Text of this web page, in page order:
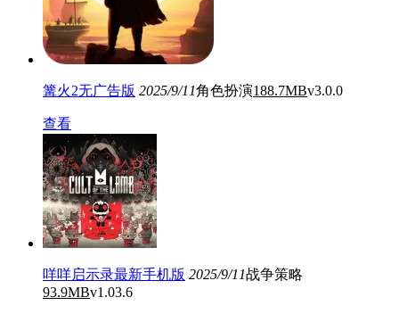
篝火2无广告版 2025/9/11角色扮演188.7MBv3.0.0
查看
咩咩启示录最新手机版 2025/9/11战争策略
93.9MBv1.03.6